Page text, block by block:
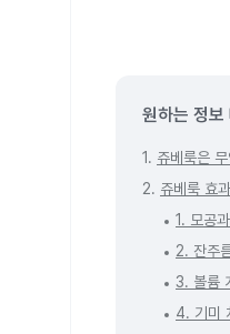
원하는 정보
1. 쥬베룩은
2. 쥬베룩 효
1. 모공
2. 잔주
3. 볼륨
4. 기미